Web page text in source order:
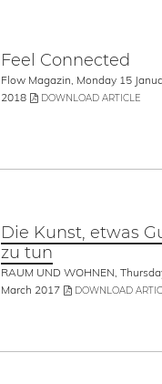
Feel Connected
Flow Magazin, Monday 15
2018
DOWNLOAD ARTICLE
Die Kunst, etwas
zu tun
RAUM UND WOHNEN,
March 2017
DOWNLOAD